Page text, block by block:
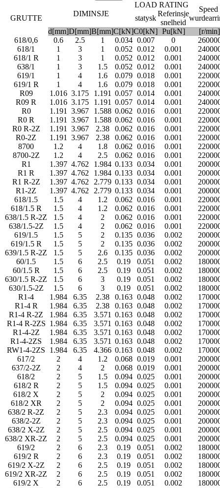
GRUTTE
DIMINSJE
LOAD RATING
Speed ​​
statysk
Referinsje
snelheid
d[mm]D[mm]B[mm]C[kN]C0[kN] Pu[kN]
[r/min]
618/0,6
0.6 2.5 1 0.034 0.007 0
618/1
1 3 1 0.052 0.012 0.001
618/1 R
1 3 1 0.052 0.012 0.001
638/1
1 3 1.5 0.052 0.012 0.001
619/1
1 4 1.6 0.079 0.018 0.001
619/1 R
1 4 1.6 0.079 0.018 0.001
R09
1.016 3.175 1.191 0.057 0.014 0.001
R09 R
1.016 3.175 1.191 0.057 0.014 0.001
R0
1.191 3.967 1.588 0.062 0.016 0.001
R0 R
1.191 3.967 1.588 0.062 0.016 0.001
R0 R-2Z
1.191 3.967 2.38 0.062 0.016 0.001
R0-2Z
1.191 3.967 2.38 0.062 0.016 0.001
8700
1.2 4 1.8 0.062 0.016 0.001
8700-2Z
1.2 4 2.5 0.062 0.016 0.001
R1
1.397 4.762 1.984 0.133 0.034 0.001
R1 R
1.397 4.762 1.984 0.133 0.034 0.001
R1 R-2Z
1.397 4.762 2.779 0.133 0.034 0.001
R1-2Z
1.397 4.762 2.779 0.133 0.034 0.001
618/1.5
1.5 4 1.2 0.062 0.016 0.001
618/1.5 R
1.5 4 1.2 0.062 0.016 0.001
638/1.5 R-2Z
1.5 4 2 0.062 0.016 0.001
638/1.5-2Z
1.5 4 2 0.062 0.016 0.001
619/1.5
1.5 5 2 0.135 0.036 0.002
619/1.5 R
1.5 5 2 0.135 0.036 0.002
639/1.5 R-2Z
1.5 5 2.6 0.135 0.036 0.002
60/1.5
1.5 6 2.5 0.19 0.051 0.002
60/1.5 R
1.5 6 2.5 0.19 0.051 0.002
630/1.5 R-2Z
1.5 6 3 0.19 0.051 0.002
630/1.5-2Z
1.5 6 3 0.19 0.051 0.002
R1-4
1.984 6.35 2.38 0.163 0.048 0.002
R1-4 R
1.984 6.35 2.38 0.163 0.048 0.002
R1-4 R-2Z
1.984 6.35 3.571 0.163 0.048 0.002
R1-4 R-2ZS 1.984 6.35 3.571 0.163 0.048 0.002
R1-4-2Z
1.984 6.35 3.571 0.163 0.048 0.002
R1-4-2ZS
1.984 6.35 3.571 0.163 0.048 0.002
RW1-4-2ZS
1.984 6.35 4.366 0.163 0.048 0.002
617/2
2 4 1.2 0.068 0.019 0.001
637/2-2Z
2 4 2 0.068 0.019 0.001
618/2
2 5 1.5 0.094 0.025 0.001
618/2 R
2 5 1.5 0.094 0.025 0.001
618/2 X
2 5 2 0.094 0.025 0.001
618/2 XR
2 5 2 0.094 0.025 0.001
638/2 R-2Z
2 5 2.3 0.094 0.025 0.001
638/2-2Z
2 5 2.3 0.094 0.025 0.001
638/2 X-2Z
2 5 2.5 0.094 0.025 0.001
638/2 XR-2Z
2 5 2.5 0.094 0.025 0.001
619/2
2 6 2.3 0.19 0.051 0.002
619/2 R
2 6 2.3 0.19 0.051 0.002
619/2 X-2Z
2 6 2.5 0.19 0.051 0.002
619/2 XR-2Z
2 6 2.5 0.19 0.051 0.002
619/2 X
2 6 2.5 0.19 0.051 0.002